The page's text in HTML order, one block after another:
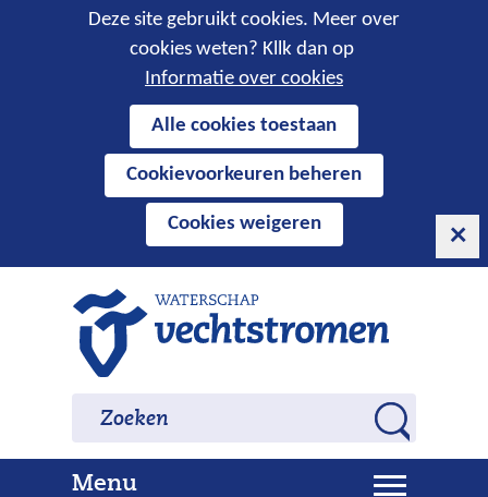
Cookies
toestaan?
Deze site gebruikt cookies. Meer over
cookies weten? Kllk dan op
Informatie over cookies
cookies
deze
website
worden
toegestaan
geweigerd.
Alle cookies toestaan
Cookievoorkeuren beheren
Cookies weigeren
naar
o
Zoeken Zoeken
MenuU